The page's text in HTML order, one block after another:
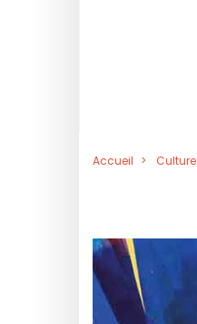
Accueil Culture